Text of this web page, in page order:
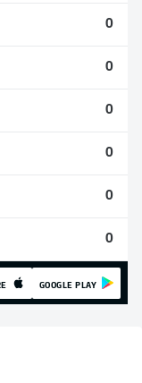
0
0
0
0
0
0
GOOGLE PLAY